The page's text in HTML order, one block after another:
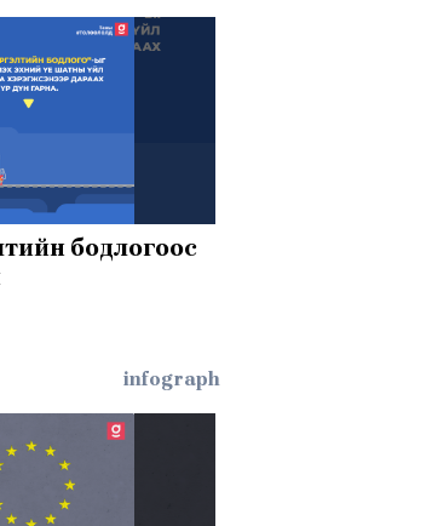
бодлогоос
infograph